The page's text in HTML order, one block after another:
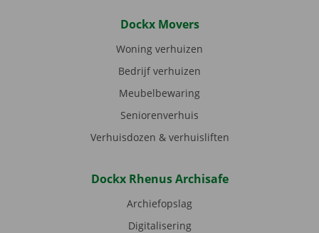
Dockx Movers
Woning verhuizen
Bedrijf verhuizen
Meubelbewaring
Seniorenverhuis
Verhuisdozen & verhuisliften
Dockx Rhenus Archisafe
Archiefopslag
Digitalisering